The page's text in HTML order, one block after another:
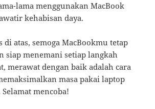
lama menggunakan MacBook
kehabisan daya.
di atas, semoga MacBookmu tetap
siap menemani setiap langkah
merawat dengan baik adalah cara
masa pakai laptop
mencoba!